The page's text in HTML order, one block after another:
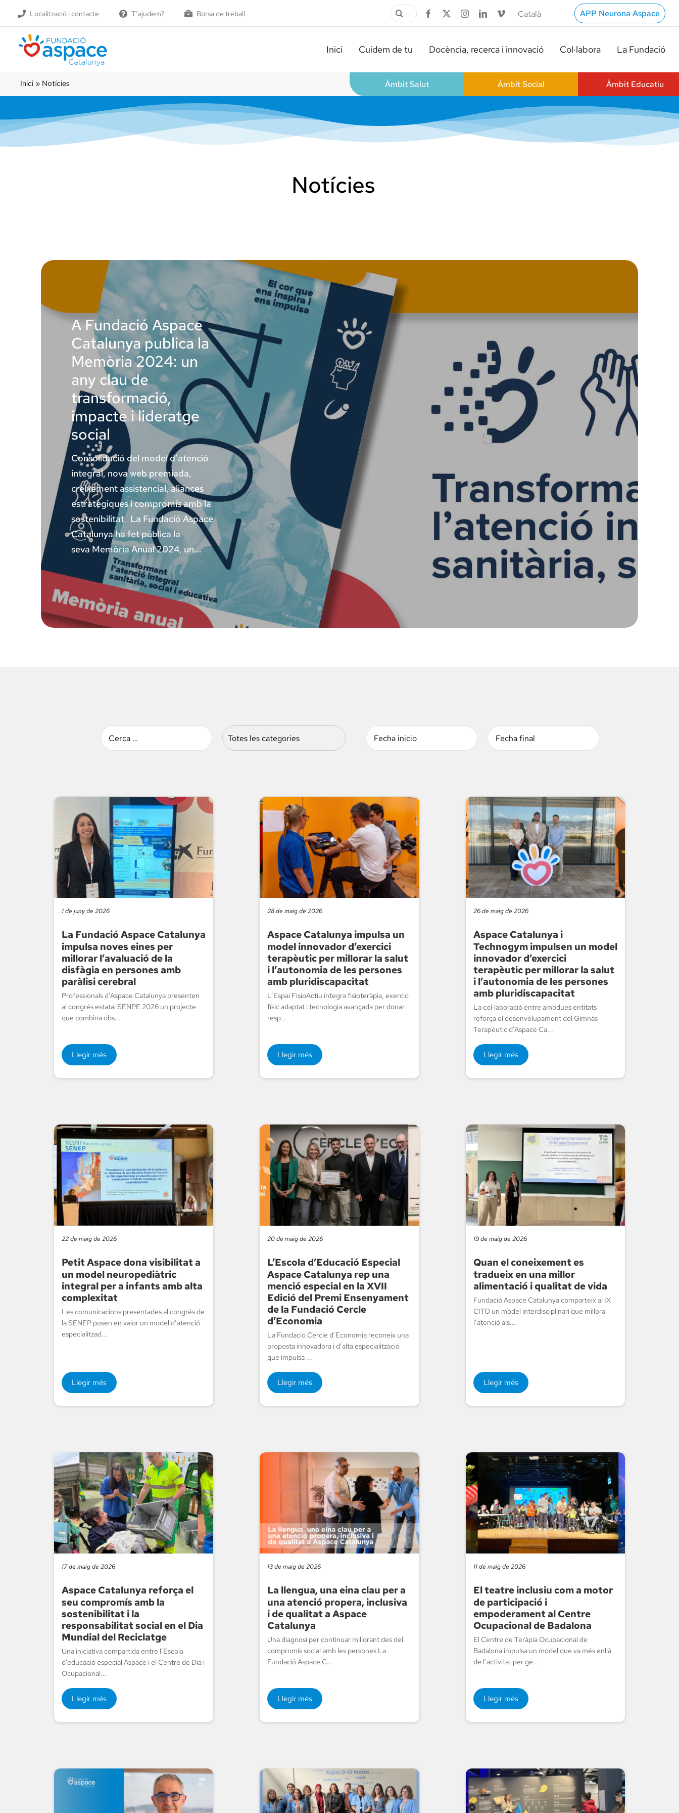
Localització i contacte T’ajudem? Borsa de treball
Cerca
…
APP Neurona Aspace
Inici Cuidem de tu Docència, recerca i innovació Col·labora La Fundació
Inici » Notícies Àmbit Salut Àmbit Social Àmbit Educatiu
Notícies
A Fundació Aspace
Catalunya publica la
Memòria 2024: un
any clau de
transformació,
impacte i lideratge
social
Consolidació del model d’atenció
integral, nova web premiada,
creixement assistencial, aliances
estratègiques i compromís amb la
sostenibilitat La Fundació Aspace
Catalunya ha fet pública la
seva Memòria Anual 2024, un...
1 de juny de 2026
La Fundació Aspace Catalunya
impulsa noves eines per
millorar l’avaluació de la
disfàgia en persones amb
paràlisi cerebral
Professionals d’Aspace Catalunya presenten
al congrés estatal SENPE 2026 un projecte
que combina obs...
Llegir més
28 de maig de 2026
Aspace Catalunya impulsa un
model innovador d’exercici
terapèutic per millorar la salut
i l’autonomia de les persones
amb pluridiscapacitat
L’Espai FisioActiu integra fisioteràpia, exercici
físic adaptat i tecnologia avançada per donar
resp...
Llegir més
26 de maig de 2026
Aspace Catalunya i
Technogym impulsen un model
innovador d’exercici
terapèutic per millorar la salut
i l’autonomia de les persones
amb pluridiscapacitat
La col·laboració entre ambdues entitats
reforça el desenvolupament del Gimnàs
Terapèutic d’Aspace Ca...
Llegir més
22 de maig de 2026
Petit Aspace dona visibilitat a
un model neuropediàtric
integral per a infants amb alta
complexitat
Les comunicacions presentades al congrés de
la SENEP posen en valor un model d’atenció
especialitzad...
Llegir més
20 de maig de 2026
L’Escola d’Educació Especial
Aspace Catalunya rep una
menció especial en la XVII
Edició del Premi Ensenyament
de la Fundació Cercle
d’Economia
La Fundació Cercle d’Economia reconeix una
proposta innovadora i d’alta especialització
que impulsa ...
Llegir més
19 de maig de 2026
Quan el coneixement es
tradueix en una millor
alimentació i qualitat de vida
Fundació Aspace Catalunya comparteix al IX
CITO un model interdisciplinari que millora
l’atenció als...
Llegir més
17 de maig de 2026
Aspace Catalunya reforça el
seu compromís amb la
sostenibilitat i la
responsabilitat social en el Dia
Mundial del Reciclatge
Una iniciativa compartida entre l’Escola
d’educació especial Aspace i el Centre de Dia i
Ocupacional...
Llegir més
13 de maig de 2026
La llengua, una eina clau per a
una atenció propera, inclusiva
i de qualitat a Aspace
Catalunya
Una diagnosi per continuar millorant des del
compromís social amb les persones La
Fundació Aspace C...
Llegir més
11 de maig de 2026
El teatre inclusiu com a motor
de participació i
empoderament al Centre
Ocupacional de Badalona
El Centre de Teràpia Ocupacional de
Badalona impulsa un model que va més enllà
de l’activitat per ge...
Llegir més